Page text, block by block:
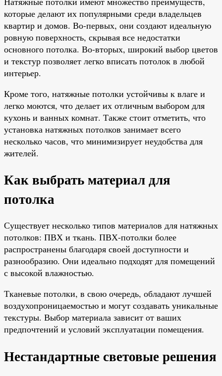
которые делают их популярными среди владельцев
квартир и домов. Во-первых, они создают идеальную
ровную поверхность, скрывая все недостатки
основного потолка. Во-вторых, широкий выбор цветов
и текстур позволяет легко вписать потолок в любой
интерьер.
Кроме того, натяжные потолки устойчивы к влаге и
легко моются, что делает их отличным выбором для
кухонь и ванных комнат. Также стоит отметить, что
установка натяжных потолков занимает всего
несколько часов, что минимизирует неудобства для
жителей.
Как выбрать материал для
потолка
Существует несколько типов материалов для натяжных
потолков: ПВХ и ткань. ПВХ-потолки более
распространены благодаря своей доступности и
разнообразию. Они идеально подходят для помещений
с высокой влажностью.
Тканевые потолки, в свою очередь, обладают лучшей
воздухопроницаемостью и могут создавать уникальные
текстуры. Выбор материала зависит от ваших
предпочтений и условий эксплуатации помещения.
Нестандартные световые решения